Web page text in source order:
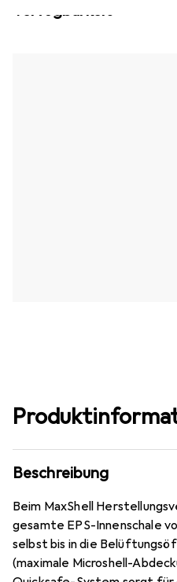
Verfügbarkeit
Beschreibung
Beim MaxShell
gesamte EPS-Innenschale
selbst bis in die
(maximale Microshell-